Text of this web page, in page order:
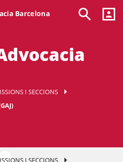
Barcelona
I SECCIONS
I SECCIONS